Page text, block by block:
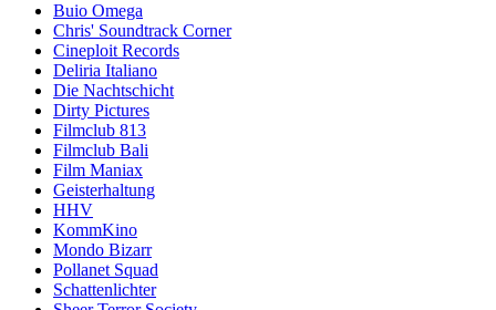
Buio Omega
Chris' Soundtrack Corner
Cineploit Records
Deliria Italiano
Die Nachtschicht
Dirty Pictures
Filmclub 813
Filmclub Bali
Film Maniax
Geisterhaltung
HHV
KommKino
Mondo Bizarr
Pollanet Squad
Schattenlichter